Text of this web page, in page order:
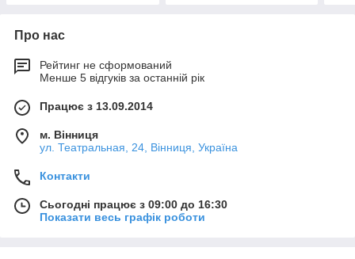
Про нас
Рейтинг не сформований
Менше 5 відгуків за останній рік
Працює з 13.09.2014
м. Вінниця
ул. Театральная, 24, Вінниця, Україна
Контакти
Сьогодні працює з 09:00 до 16:30
Показати весь графік роботи